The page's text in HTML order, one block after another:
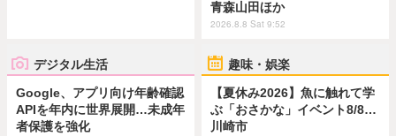
青森山田ほか
2026.8.8 Sat 9:52
デジタル生活
Google、アプリ向け年齢確認
APIを年内に世界展開…未成年
者保護を強化
趣味・娯楽
【夏休み2026】魚に触れて学
ぶ「おさかな」イベント8/8…
川崎市